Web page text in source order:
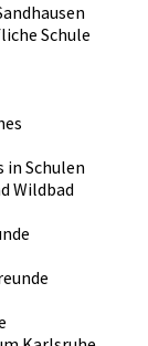
Schule
in Schulen
Wildbad